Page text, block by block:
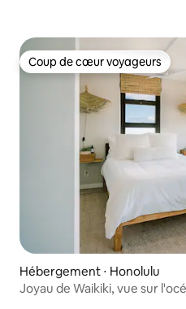
Coup de cœur voyageurs
Coup de cœur voyageurs
Hébergement ⋅ Honolulu
Joyau de Waikiki, vue sur